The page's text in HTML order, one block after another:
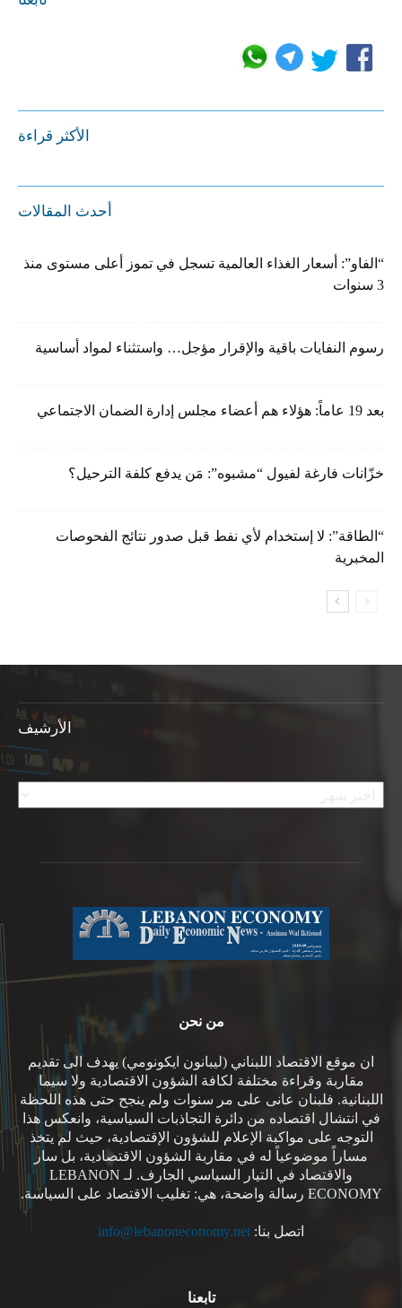
الأكثر قراءة
أحدث المقالات
“الفاو”: أسعار الغذاء العالمية تسجل في تموز أعلى مستوى منذ
3 سنوات
رسوم النفايات باقية والإقرار مؤجل… واستثناء لمواد أساسية
بعد 19 عاماً: هؤلاء هم أعضاء مجلس إدارة الضمان الاجتماعي
خزّانات فارغة لفيول “مشبوه”: مَن يدفع كلفة الترحيل؟
“الطاقة”: لا إستخدام لأي نفط قبل صدور نتائج الفحوصات
المخبرية
الأرشيف
الأرشيف
من نحن
ان موقع الاقتصاد اللبناني (ليبانون ايكونومي) يهدف الى تقديم
مقاربة وقراءة مختلفة لكافة الشؤون الاقتصادية ولا سيما
اللبنانية. فلبنان عانى على مر سنوات ولم ينجح حتى هذه اللحظة
في انتشال اقتصاده من دائرة التجاذبات السياسية، وانعكس هذا
التوجه على مواكبة الإعلام للشؤون الإقتصادية، حيث لم يتخذ
مساراً موضوعياً له في مقاربة الشؤون الاقتصادية، بل سار
والاقتصاد في التيار السياسي الجارف. لـ LEBANON
ECONOMY رسالة واضحة، هي: تغليب الاقتصاد على السياسة.
اتصل بنا: info@lebanoneconomy.net
تابعنا